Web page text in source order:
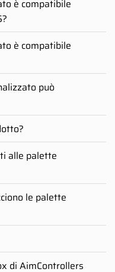
è compatibile
è compatibile
può
alle palette
le palette
di AimControllers